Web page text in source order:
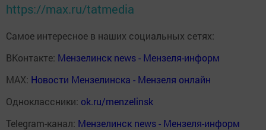
https://max.ru/tatmedia
Самое интересное в наших социальных сетях:
ВКонтакте: Мензелинск news - Мензеля-информ
MAX: Новости Мензелинска - Мензеля онлайн
Одноклассники: ok.ru/menzelinsk
Telegram-канал: Мензелинск news - Мензеля-информ